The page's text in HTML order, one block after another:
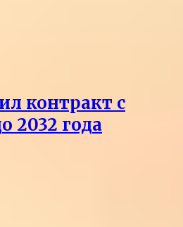
контракт с
2032 года